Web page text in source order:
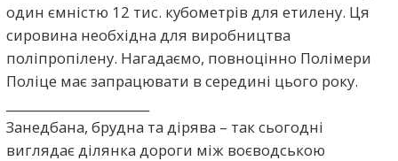
один ємністю 12 тис. кубометрів для етилену. Ця
сировина необхідна для виробництва
поліпропілену. Нагадаємо, повноцінно Полімери
Поліце має запрацювати в середині цього року.
Занедбана, брудна та дірява – так сьогодні
виглядає ділянка дороги між воєводською